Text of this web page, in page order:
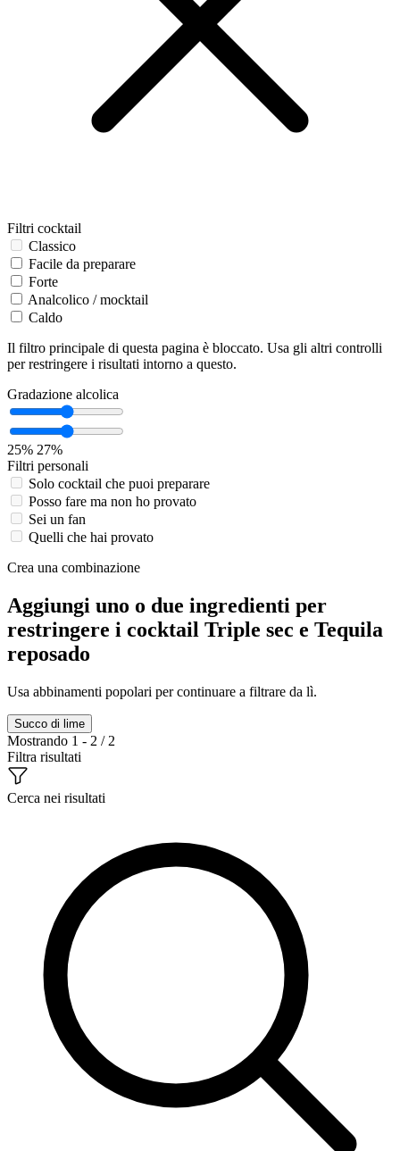
Filtri cocktail
Classico
Facile da preparare
Forte
Analcolico / mocktail
Caldo
Il filtro principale di questa pagina è bloccato. Usa gli altri controlli
per restringere i risultati intorno a questo.
Gradazione alcolica
25% 27%
Filtri personali
Solo cocktail che puoi preparare
Posso fare ma non ho provato
Sei un fan
Quelli che hai provato
Crea una combinazione
Aggiungi uno o due ingredienti per
restringere i cocktail Triple sec e Tequila
reposado
Usa abbinamenti popolari per continuare a filtrare da lì.
Succo di lime
Mostrando 1 - 2 / 2
Filtra risultati
Cerca nei risultati